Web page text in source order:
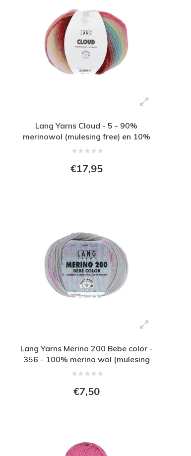
Lang Yarns Cloud - 5 - 90%
merinowol (mulesing free) en 10%
nylon - Rood - Blauw
€17,95
Lang Yarns Merino 200 Bebe color -
356 - 100% merino wol (mulesing
free) - Grijs - Roze
€7,50